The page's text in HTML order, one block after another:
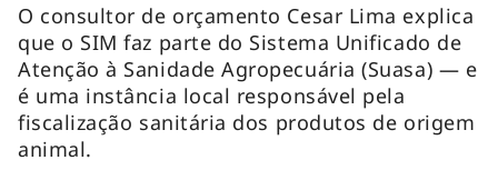
O consultor de orçamento Cesar Lima explica
que o SIM faz parte do Sistema Unificado de
Atenção à Sanidade Agropecuária (Suasa) — e
é uma instância local responsável pela
fiscalização sanitária dos produtos de origem
animal.